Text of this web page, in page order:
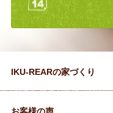
IKU-REARの家づくり
お客様の声